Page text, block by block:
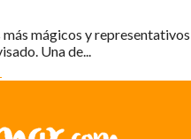
más mágicos y
Una de...